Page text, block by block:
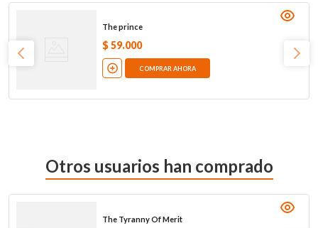
The prince
$ 59.000
COMPRAR AHORA
Otros usuarios han comprado
The Tyranny Of Merit